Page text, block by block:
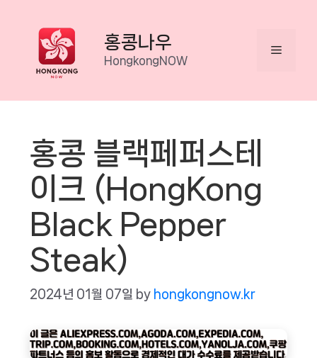
content
홍콩나우
HongkongNOW
Menu
홍콩 블랙페퍼스테
이크 (HongKong
Black Pepper
Steak)
2024년 01월 07일 by hongkongnow.kr